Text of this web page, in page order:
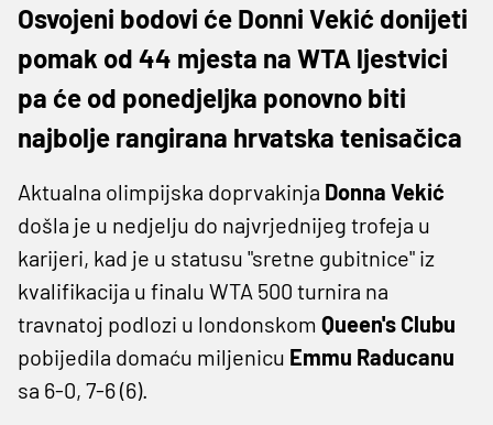
Osvojeni bodovi će Donni Vekić donijeti
pomak od 44 mjesta na WTA ljestvici
pa će od ponedjeljka ponovno biti
najbolje rangirana hrvatska tenisačica
Aktualna olimpijska doprvakinja Donna Vekić
došla je u nedjelju do najvrjednijeg trofeja u
karijeri, kad je u statusu "sretne gubitnice" iz
kvalifikacija u finalu WTA 500 turnira na
travnatoj podlozi u londonskom Queen's Clubu
pobijedila domaću miljenicu Emmu Raducanu
sa 6-0, 7-6 (6).